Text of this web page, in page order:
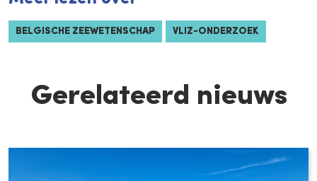
BELGISCHE ZEEWETENSCHAP VLIZ-ONDERZOEK
Gerelateerd nieuws